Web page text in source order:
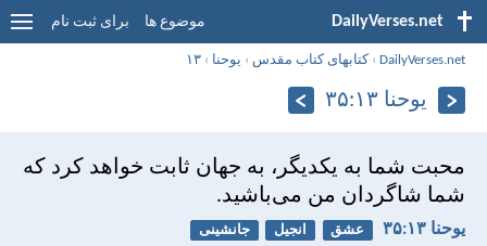
DailyVerses.net موضوع ها برای ثبت نام
DailyVerses.net
›کتابهای کتاب مقدس › يوحنا ›۱۳
يوحنا ۱۳:‏۳۵
محبت شما به يكديگر، به جهان ثابت خواهد كرد كه
شما شاگردان من می‌باشيد.
يوحنا ۱۳:‏۳۵ عشق انجیل جانشینی